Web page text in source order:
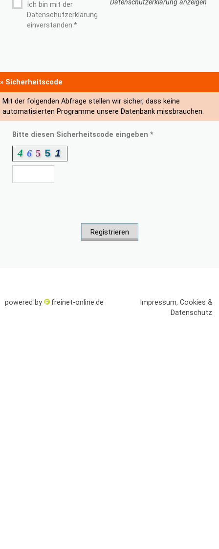
Datenschutzerklärung anzeigen
Ich bin mit der
Datenschutzerklärung
einverstanden.*
» Sicherheitscode
Mit der folgenden Abfrage stellen wir sicher, dass keine
automatisierten Programme unsere Datenbank missbrauchen.
Bitte diesen Sicherheitscode eingeben *
4 6 5 5 1
Registrieren
powered by freinet-online.de
Impressum, Cookies &
Datenschutz